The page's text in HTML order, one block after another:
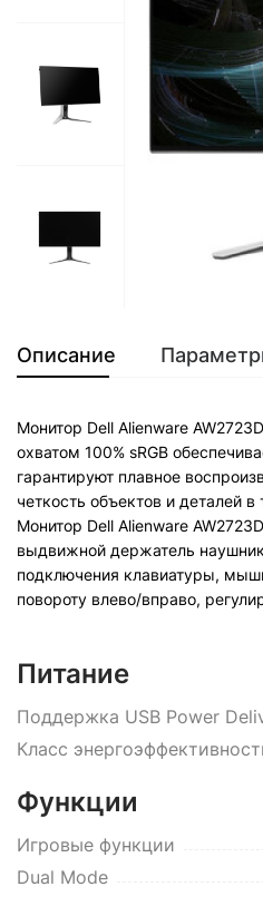
Описание
Монитор Dell Alienware
охватом 100% sRGB
гарантируют плавное
четкость объектов и деталей
Монитор Dell Alienware
выдвижной держатель
подключения клавиатуры,
повороту влево/вправо,
Питание
Поддержка USB Power
Класс
Функции
Игровые функции
Dual Mode